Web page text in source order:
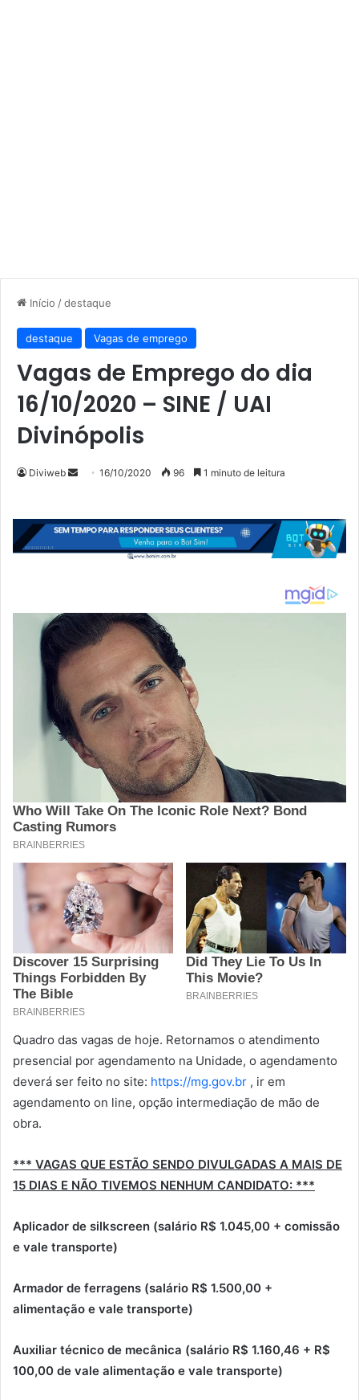
Início /destaque
destaque Vagas de emprego
Vagas de Emprego do dia
16/10/2020 – SINE / UAI
Divinópolis
Diviweb
Mande
mail
16/10/2020 96 1 minuto de leitura
Quadro das vagas de hoje. Retornamos o atendimento
presencial por agendamento na Unidade, o agendamento
deverá ser feito no site: https://mg.gov.br , ir em
agendamento on line, opção intermediação de mão de
obra.
*** VAGAS QUE ESTÃO SENDO DIVULGADAS A MAIS DE
15 DIAS E NÃO TIVEMOS NENHUM CANDIDATO: ***
Aplicador de silkscreen (salário R$ 1.045,00 + comissão
e vale transporte)
Armador de ferragens (salário R$ 1.500,00 +
alimentação e vale transporte)
Auxiliar técnico de mecânica (salário R$ 1.160,46 + R$
100,00 de vale alimentação e vale transporte)